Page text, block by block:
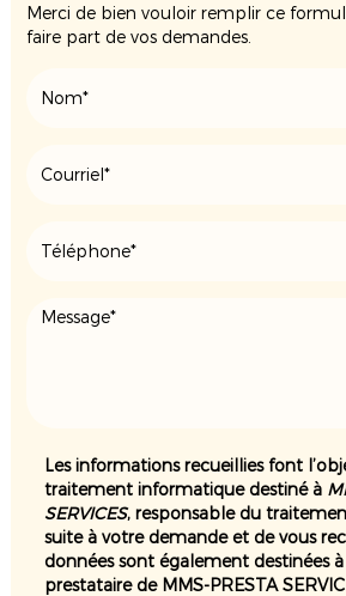
Merci de bien vouloir remplir ce
faire part de vos demandes.
Les informations recueillies font
traitement informatique destiné à
SERVICES, responsable du
suite à votre demande et de vous
données sont également destinées
prestataire de MMS-PRESTA